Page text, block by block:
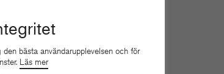
bästa användarupplevelsen och för
Läs mer